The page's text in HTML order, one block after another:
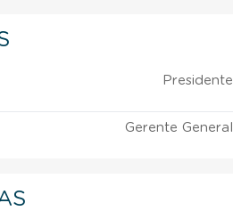
Presidente
Gerente General